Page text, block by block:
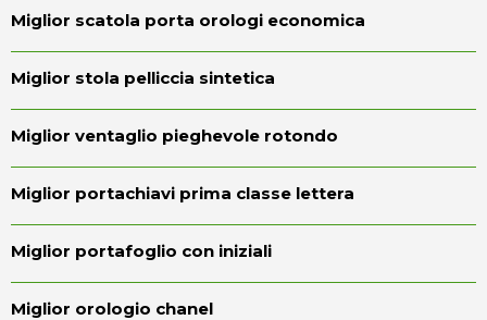
Miglior scatola porta orologi economica
Miglior stola pelliccia sintetica
Miglior ventaglio pieghevole rotondo
Miglior portachiavi prima classe lettera
Miglior portafoglio con iniziali
Miglior orologio chanel